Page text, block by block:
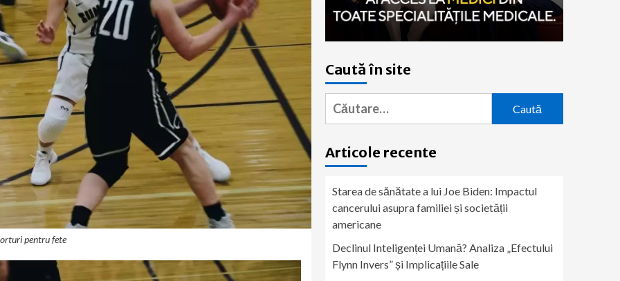
pentru fete
Caută în site
Caută
după:
Articole recente
Starea de sănătate a lui Joe Biden: Impactul
cancerului asupra familiei și societății
americane
Declinul Inteligenței Umană? Analiza „Efectului
Flynn Invers” și Implicațiile Sale